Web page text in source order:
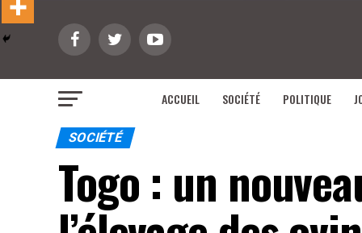
ACCUEIL SOCIÉTÉ POLITIQUE
SOCIÉTÉ
Togo : un